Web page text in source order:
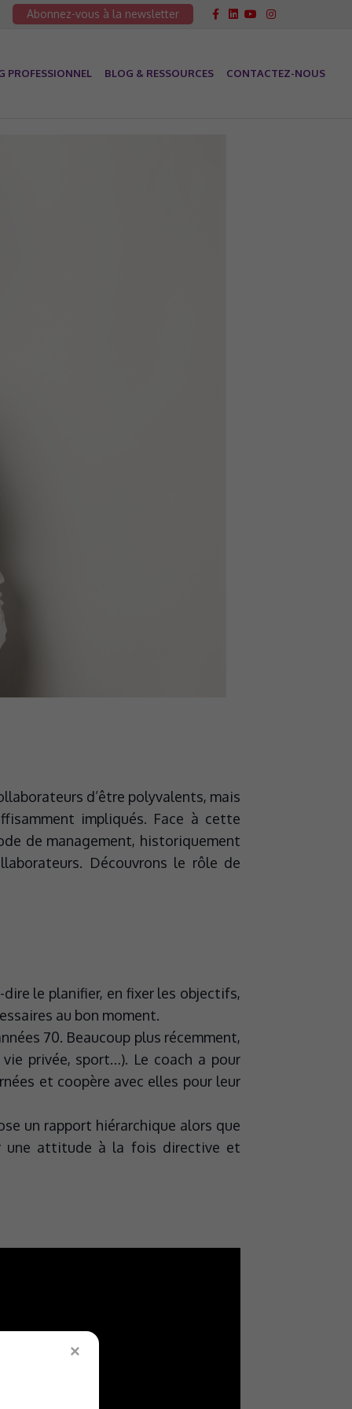
Abonnez-vous à la newsletter Facebook
LinkedinYoutubeInstagram
PROFESSIONNEL BLOG & RESSOURCES CONTACTEZ-NOUS
d’être polyvalents, mais
impliqués. Face à cette
de management, historiquement
Découvrons le rôle de
dire le planifier, en fixer les objectifs,
au bon moment.
70. Beaucoup plus récemment,
privée, sport…). Le coach a pour
et coopère avec elles pour leur
un rapport hiérarchique alors que
une attitude à la fois directive et
×